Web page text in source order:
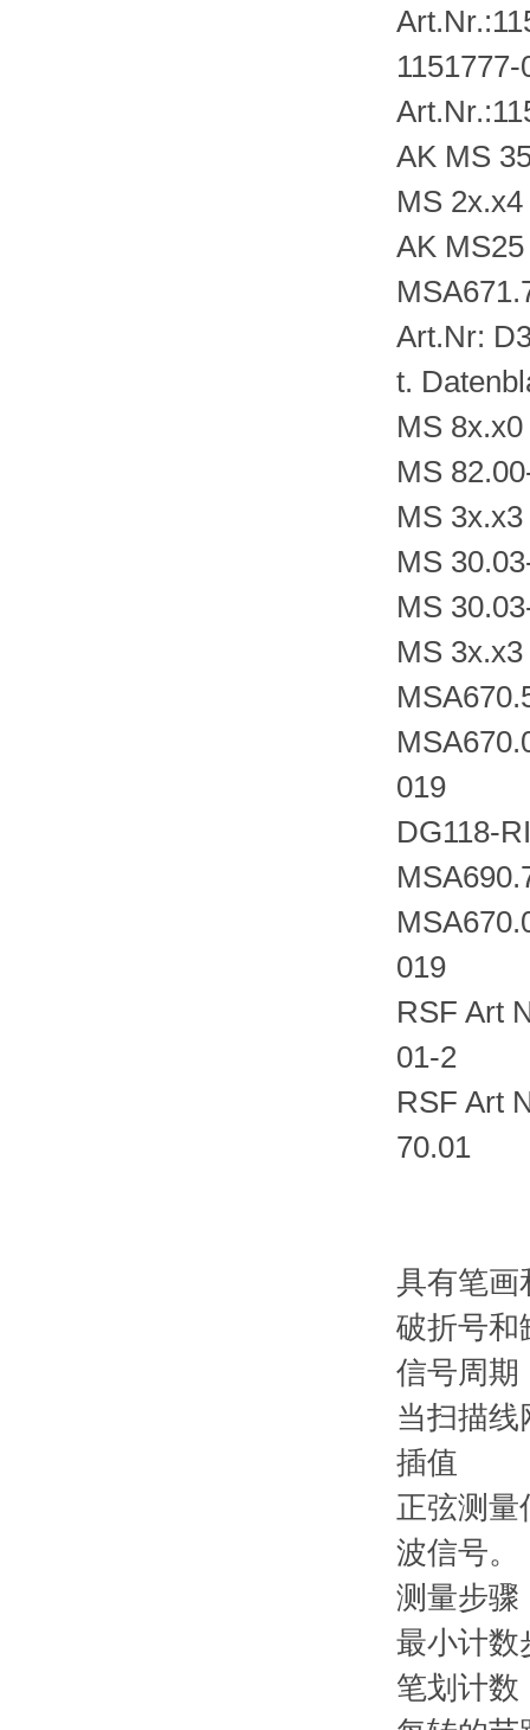
1151777-
AK MS
MS
AK
Art.Nr:
t.
MS
MS
MS
MS
MS
MS
019
DG118-
019
RSF Art
01-2
RSF Art
70.01
具有笔画
破折号和
信号周期
当扫描线
插值
正弦测量
波信号。
测量步骤
最小计数
笔划计数